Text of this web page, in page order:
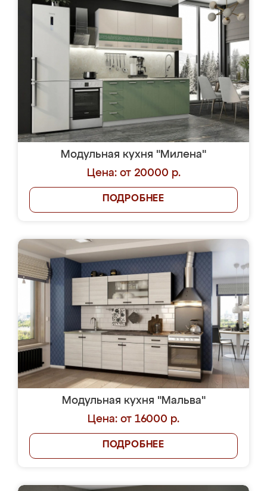
Модульная кухня "Милена"
Цена: от 20000 р.
ПОДРОБНЕЕ
Модульная кухня "Мальва"
Цена: от 16000 р.
ПОДРОБНЕЕ